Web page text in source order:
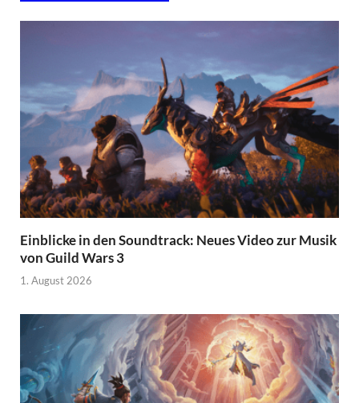
Einblicke in den Soundtrack: Neues Video zur Musik
von Guild Wars 3
1. August 2026